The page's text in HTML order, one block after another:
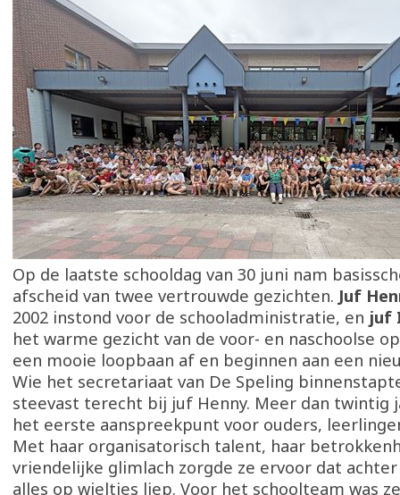
Op de laatste schooldag van 30 juni nam
afscheid van twee vertrouwde gezichten. Juf
2002 instond voor de schooladministratie, en juf
het warme gezicht van de voor- en naschoolse
een mooie loopbaan af en beginnen aan een
Wie het secretariaat van De Speling
steevast terecht bij juf Henny. Meer dan twintig
het eerste aanspreekpunt voor ouders,
Met haar organisatorisch talent, haar
vriendelijke glimlach zorgde ze ervoor dat
alles op wieltjes liep. Voor het schoolteam was